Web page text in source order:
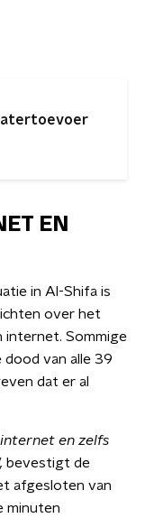
EN
in Al-Shifa is
over het
internet. Sommige
van alle 39
dat er al
en zelfs
bevestigt de
afgesloten van
minuten